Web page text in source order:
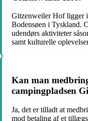
Gitzenweiler Hof ligger
Bodensøen i Tyskland.
udendørs aktiviteter
samt kulturelle
Kan man
campingpladsen
Ja, det er tilladt at
mod betaling af et